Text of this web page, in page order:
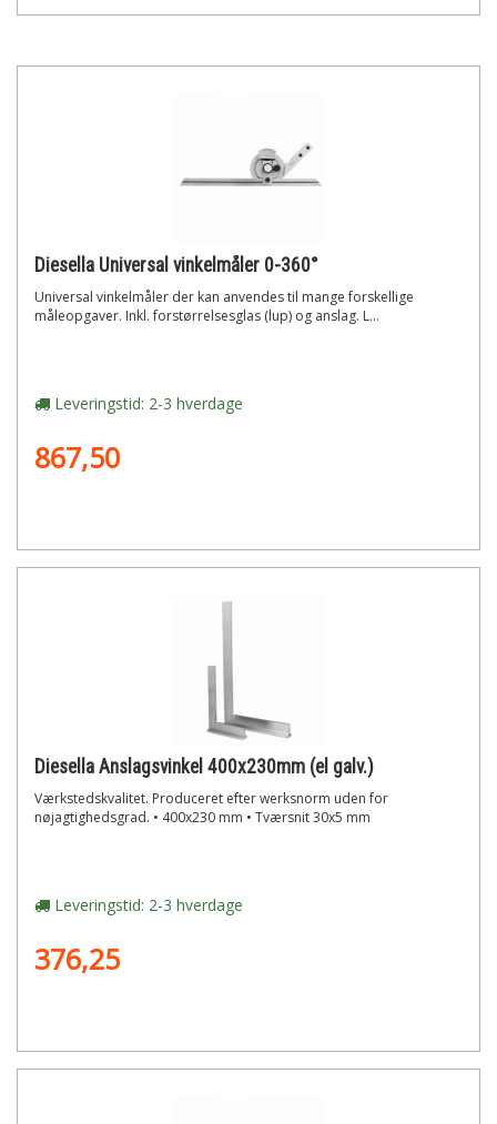
Diesella Universal vinkelmåler 0-360°
Universal vinkelmåler der kan anvendes til mange forskellige
måleopgaver. Inkl. forstørrelsesglas (lup) og anslag. L...
Leveringstid: 2-3 hverdage
867,50
Diesella Anslagsvinkel 400x230mm (el galv.)
Værkstedskvalitet. Produceret efter werksnorm uden for
nøjagtighedsgrad. • 400x230 mm • Tværsnit 30x5 mm
Leveringstid: 2-3 hverdage
376,25